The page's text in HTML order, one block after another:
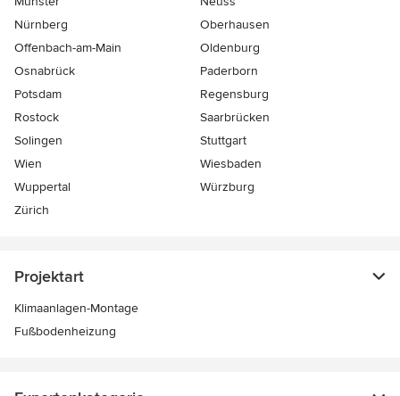
Nürnberg
Oberhausen
Offenbach-am-Main
Oldenburg
Osnabrück
Paderborn
Potsdam
Regensburg
Rostock
Saarbrücken
Solingen
Stuttgart
Wien
Wiesbaden
Wuppertal
Würzburg
Zürich
Projektart
Klimaanlagen-Montage
Fußbodenheizung